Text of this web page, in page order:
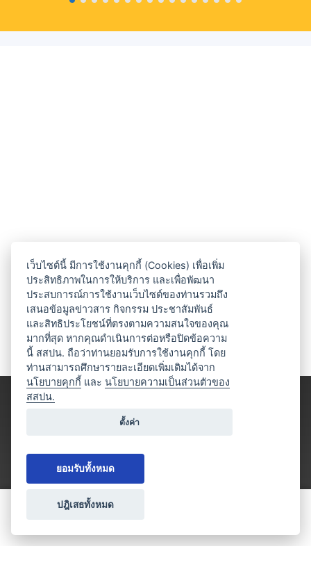
ประเภทธุรกิจไมซ์
เว็บไซต์นี้ มีการใช้งานคุกกี้ (Cookies) เพื่อเพิ่ม
ประสิทธิภาพในการให้บริการ และเพื่อพัฒนา
ประสบการณ์การใช้งานเว็บไซต์ของท่านรวมถึง
เสนอข้อมูลข่าวสาร กิจกรรม ประชาสัมพันธ์
และสิทธิประโยชน์ที่ตรงตามความสนใจของคุณ
มากที่สุด หากคุณดำเนินการต่อหรือปิดข้อความ
นี้ สสปน. ถือว่าท่านยอมรับการใช้งานคุกกี้ โดย
ท่านสามารถศึกษารายละเอียดเพิ่มเติมได้จาก
นโยบายคุกกี้ และนโยบายความเป็นส่วนตัวของ
สสปน.
ตั้งค่า
ยอมรับทั้งหมด
ปฎิเสธทั้งหมด